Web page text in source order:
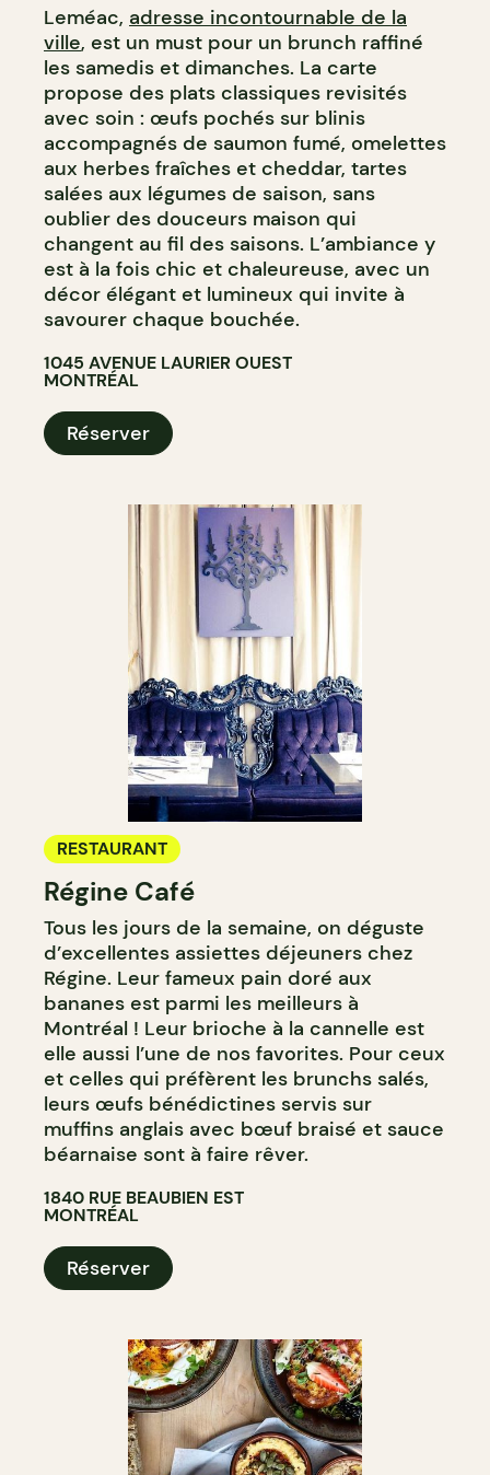
Leméac, adresse incontournable de la
ville, est un must pour un brunch raffiné
les samedis et dimanches. La carte
propose des plats classiques revisités
avec soin : œufs pochés sur blinis
accompagnés de saumon fumé, omelettes
aux herbes fraîches et cheddar, tartes
salées aux légumes de saison, sans
oublier des douceurs maison qui
changent au fil des saisons. L’ambiance y
est à la fois chic et chaleureuse, avec un
décor élégant et lumineux qui invite à
savourer chaque bouchée.
1045 AVENUE LAURIER OUEST
MONTRÉAL
Réserver
RESTAURANT
Régine Café
Tous les jours de la semaine, on déguste
d’excellentes assiettes déjeuners chez
Régine. Leur fameux pain doré aux
bananes est parmi les meilleurs à
Montréal ! Leur brioche à la cannelle est
elle aussi l’une de nos favorites. Pour ceux
et celles qui préfèrent les brunchs salés,
leurs œufs bénédictines servis sur
muffins anglais avec bœuf braisé et sauce
béarnaise sont à faire rêver.
1840 RUE BEAUBIEN EST
MONTRÉAL
Réserver